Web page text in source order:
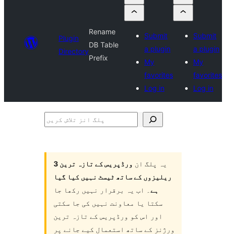
Plugin
Directory
Rename
DB Table
Prefix
Submit
a plugin
My
favorites
Log in
Submit
a plugin
My
favorites
Log in
پلگ
کریں
یہ پلگ ان
ورڈپریس کے تازہ ترین 3
ریلیزوں کے ساتھ ٹیسٹ نہیں کیا گیا
ہے ۔ اب یہ برقرار نہیں رکھا جا
سکتا یا معاونت نہیں کی جا سکتی
اور اس کو ورڈپریس کے تازہ ترین
ورژنز کے ساتھ استعمال کیے جانے پر